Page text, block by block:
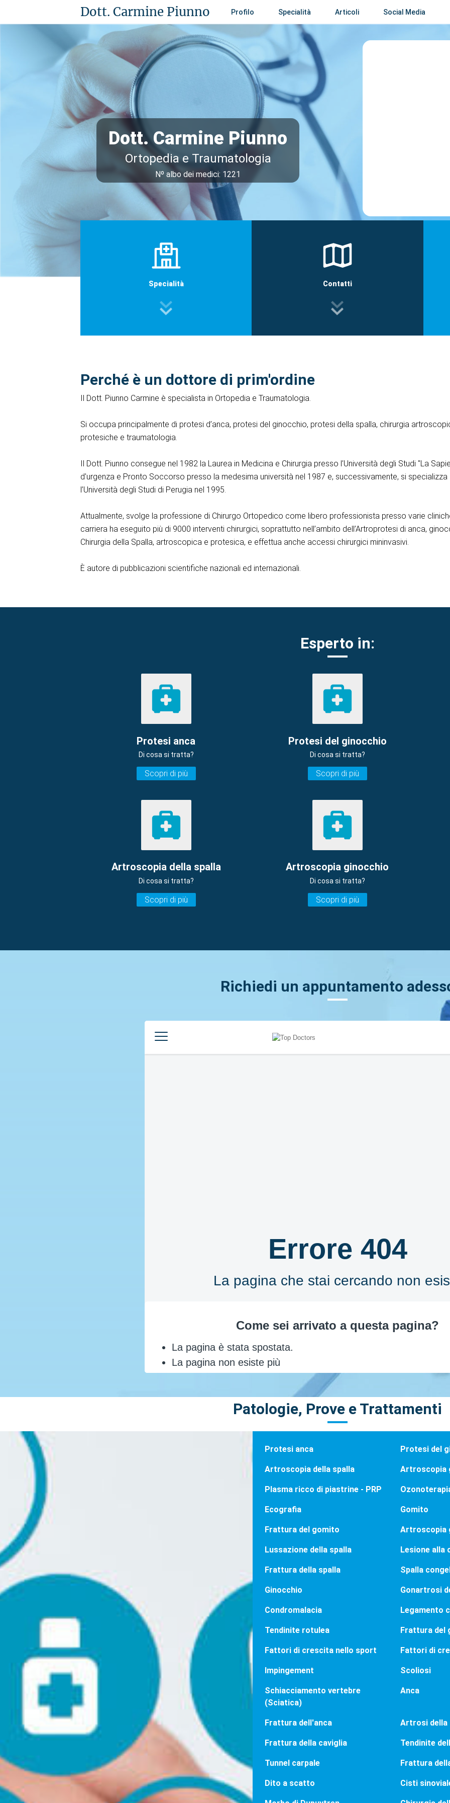
Dott. Carmine Piunno Profilo Specialità Articoli Social Media
Dott. Carmine Piunno
Ortopedia e Traumatologia
Nº albo dei medici: 1221
Specialità Contatti
Perché è un dottore di prim'ordine
Il Dott. Piunno Carmine è specialista in Ortopedia e Traumatologia.
Si occupa principalmente di protesi d’anca, protesi del ginocchio, protesi della spalla, chirurgia
protesiche e traumatologia.
Il Dott. Piunno consegue nel 1982 la Laurea in Medicina e Chirurgia presso l’Università degli Studi "La
d'urgenza e Pronto Soccorso presso la medesima università nel 1987 e, successivamente, si
l’Università degli Studi di Perugia nel 1995.
Attualmente, svolge la professione di Chirurgo Ortopedico come libero professionista presso varie
carriera ha eseguito più di 9000 interventi chirurgici, soprattutto nell’ambito dell’Artroprotesi di anca,
Chirurgia della Spalla, artroscopica e protesica, e effettua anche accessi chirurgici mininvasivi.
È autore di pubblicazioni scientifiche nazionali ed internazionali.
Esperto in:
Protesi anca
Di cosa si tratta?
Scopri di più
Protesi del ginocchio
Di cosa si tratta?
Scopri di più
Artroscopia della spalla
Di cosa si tratta?
Scopri di più
Artroscopia ginocchio
Di cosa si tratta?
Scopri di più
Richiedi un appuntamento
Patologie, Prove e Trattamenti
Protesi anca Protesi del
Artroscopia della spalla Artroscopia
Plasma ricco di piastrine - PRP
Ecografia Gomito
Frattura del gomito Artroscopia
Lussazione della spalla Lesione alla
Frattura della spalla Spalla
Ginocchio Gonartrosi
Condromalacia Legamento
Tendinite rotulea Frattura del
Fattori di crescita nello sport Fattori di
Impingement Scoliosi
Schiacciamento vertebre
(Sciatica)
Anca
Frattura dell'anca Artrosi della
Frattura della caviglia Tendinite
Tunnel carpale Frattura
Dito a scatto Cisti